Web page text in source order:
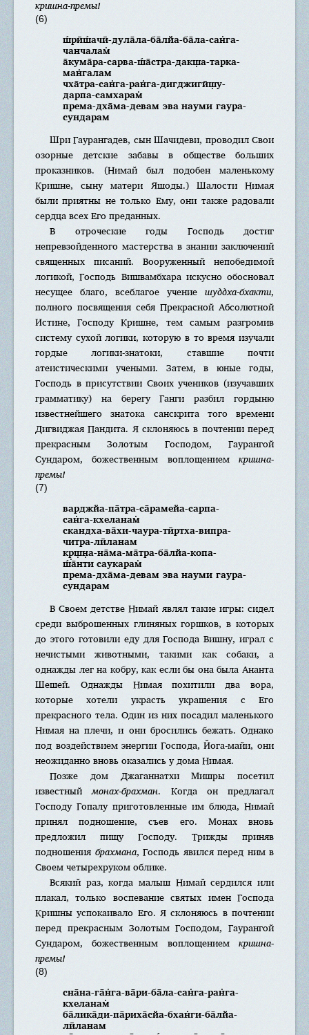
кришна-премы!
(6)
ш́рӣш́ачӣ-дула̄ла-ба̄лйа-ба̄ла-сан̇га-
чанчалам̇
а̄кума̄ра-сарва-ш́а̄стра-дакш̣а-тарка-
ман̇галам
чха̄тра-сан̇га-ран̇га-дигджигӣш̣у-
дарпа-самхарам̇
према-дха̄ма-девам эва науми гаура-
сундарам
Шри Гаурангадев, сын Шачидеви, проводил Свои
озорные детские забавы в обществе больших
проказников. (Нимай был подобен маленькому
Кришне, сыну матери Яшоды.) Шалости Нимая
были приятны не только Ему, они также радовали
сердца всех Его преданных.
В отроческие годы Господь достиг
непревзойденного мастерства в знании заключений
священных писаний. Вооруженный непобедимой
логикой, Господь Вишвамбхара искусно обосновал
несущее благо, всеблагое учение шуддха-бхакти,
полного посвящения себя Прекрасной Абсолютной
Истине, Господу Кришне, тем самым разгромив
систему сухой логики, которую в то время изучали
гордые логики-знатоки, ставшие почти
атеистическими учеными. Затем, в юные годы,
Господь в присутствии Своих учеников (изучавших
грамматику) на берегу Ганги разбил гордыню
известнейшего знатока санскрита того времени
Дигвиджая Пандита. Я склоняюсь в почтении перед
прекрасным Золотым Господом, Гаурангой
Сундаром, божественным воплощением кришна-
премы!
(7)
варджйа-па̄тра-са̄рамейа-сарпа-
сан̇га-кхеланам̇
скандха-ва̄хи-чаура-тӣртха-випра-
читра-лӣланам
кр̣ш̣н̣а-на̄ма-ма̄тра-ба̄лйа-копа-
ш́а̄нти саукарам̇
према-дха̄ма-девам эва науми гаура-
сундарам
В Своем детстве Нимай являл такие игры: сидел
среди выброшенных глиняных горшков, в которых
до этого готовили еду для Господа Вишну, играл с
нечистыми животными, такими как собаки, а
однажды лег на кобру, как если бы она была Ананта
Шешей. Однажды Нимая похитили два вора,
которые хотели украсть украшения с Его
прекрасного тела. Один из них посадил маленького
Нимая на плечи, и они бросились бежать. Однако
под воздействием энергии Господа, Йога-майи, они
неожиданно вновь оказались у дома Нимая.
Позже дом Джаганнатхи Мишры посетил
известныймонах-брахман. Когда он предлагал
Господу Гопалу приготовленные им блюда, Нимай
принял подношение, съев его. Монах вновь
предложил пищу Господу. Трижды приняв
подношения брахмана, Господь явился перед ним в
Своем четырехруком облике.
Всякий раз, когда малыш Нимай сердился или
плакал, только воспевание святых имен Господа
Кришны успокаивало Его. Я склоняюсь в почтении
перед прекрасным Золотым Господом, Гаурангой
Сундаром, божественным воплощением кришна-
премы!
(8)
сна̄на-га̄н̇га-ва̄ри-ба̄ла-сан̇га-ран̇га-
кхеланам̇
ба̄лика̄ди-па̄риха̄сйа-бхан̇ги-ба̄лйа-
лӣланам